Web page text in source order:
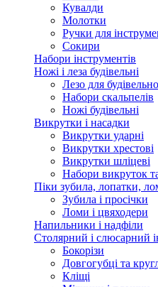
Кувалди
Молотки
Ручки для
Сокири
Набори інструментів
Ножі і леза будівельні
Лезо для
Набори скальпелів
Ножі будівельні
Викрутки і насадки
Викрутки ударні
Викрутки хрестові
Викрутки шліцеві
Набори викруток
Піки зубила, лопатки,
Зубила і просічки
Ломи і цвяходери
Напильники і надфіли
Столярний і слюсарний
Бокорізи
Довгогубці та
Кліщі